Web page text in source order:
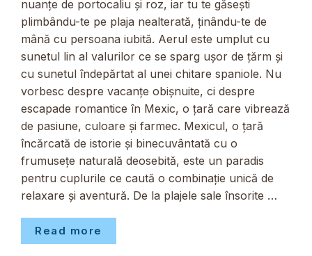
nuanțe de portocaliu și roz, iar tu te găsești
plimbându-te pe plaja nealterată, ținându-te de
mână cu persoana iubită. Aerul este umplut cu
sunetul lin al valurilor ce se sparg ușor de țărm și
cu sunetul îndepărtat al unei chitare spaniole. Nu
vorbesc despre vacanțe obișnuite, ci despre
escapade romantice în Mexic, o țară care vibrează
de pasiune, culoare și farmec. Mexicul, o țară
încărcată de istorie și binecuvântată cu o
frumusețe naturală deosebită, este un paradis
pentru cuplurile ce caută o combinație unică de
relaxare și aventură. De la plajele sale însorite …
Read more